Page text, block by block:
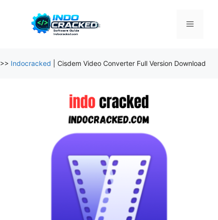
Menu
>> Indocracked Cisdem Video Converter Full Version Download